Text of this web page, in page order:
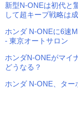
新型N-ONEは初代と
して超キープ戦略は
ホンダ N-ONEに6速
- 東京オートサロン
ホンダN-ONEがマイ
どうなる？
ホンダ N-ONE、タ